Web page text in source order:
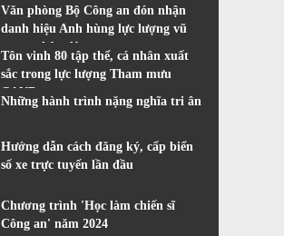
Văn phòng Bộ Công an đón nhận
danh hiệu Anh hùng lực lượng vũ
trang nhân dân
Tôn vinh 80 tập thể, cá nhân xuất
sắc trong lực lượng Tham mưu
CAND
Những hành trình nặng nghĩa tri ân
Hướng dẫn cách đăng ký, cấp biển
số xe trực tuyến lần đầu
Chương trình 'Học làm chiến sĩ
Công an' năm 2024